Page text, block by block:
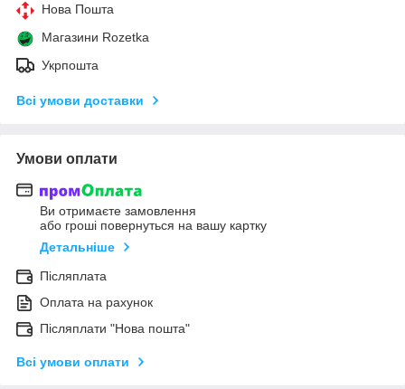
Нова Пошта
Магазини Rozetka
Укрпошта
Всі умови доставки
Умови оплати
Ви отримаєте замовлення
або гроші повернуться на вашу картку
Детальніше
Післяплата
Оплата на рахунок
Післяплати "Нова пошта"
Всі умови оплати